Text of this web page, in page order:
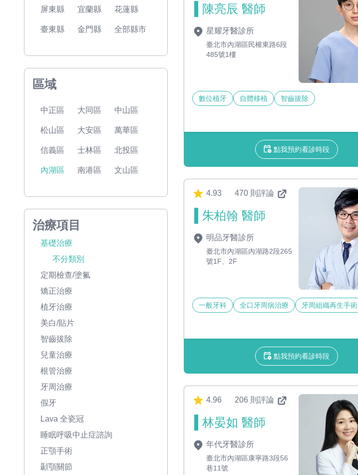
屏東縣 宜蘭縣 花蓮縣
臺東縣 金門縣 全部縣市
區域
中正區 大同區 中山區
松山區 大安區 萬華區
信義區 士林區 北投區
內湖區 南港區 文山區
治療項目
基礎治療
不分類別
定期檢查/塗氟
矯正治療
植牙治療
美白/貼片
智齒拔除
兒童治療
根管治療
牙周治療
假牙
Lava 全瓷冠
睡眠呼吸中止症諮詢
正顎手術
顳顎關節
陳亮辰 醫師
星耀牙醫診所
臺北市內湖區民權東路6段
485號1樓
數位植牙 自體移植 智齒拔除
點我預約看診時段
4.93 470 則評論
朱柏翰 醫師
明品牙醫診所
臺北市內湖區內湖路2段265
號1F、2F
一般牙科 全口牙周病治療 牙周組織再生手術
點我預約看診時段
4.96 206 則評論
林晏如 醫師
年代牙醫診所
臺北市內湖區康寧路3段56
巷11號